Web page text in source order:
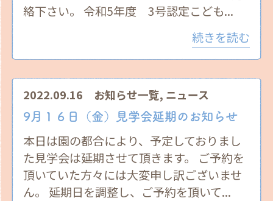
絡下さい。 令和5年度 3号認定こども...
続きを読む
2022.09.16 お知らせ一覧, ニュース
9月１６日（金）見学会延期のお知らせ
本日は園の都合により、予定しておりまし
た見学会は延期させて頂きます。 ご予約を
頂いていた方々には大変申し訳ございませ
ん。 延期日を調整し、ご予約を頂いて...